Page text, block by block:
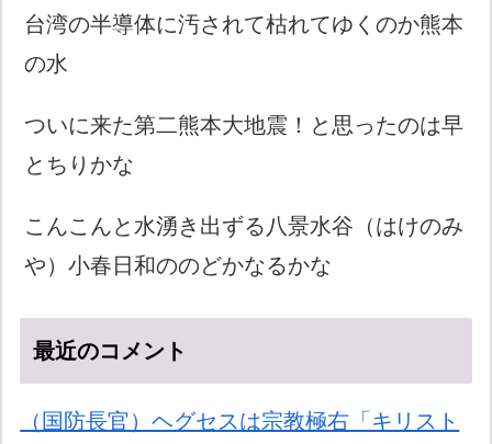
台湾の半導体に汚されて枯れてゆくのか熊本
の水
ついに来た第二熊本大地震！と思ったのは早
とちりかな
こんこんと水湧き出ずる八景水谷（はけのみ
や）小春日和ののどかなるかな
最近のコメント
（国防長官）ヘグセスは宗教極右「キリスト